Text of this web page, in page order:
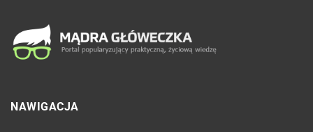
NAWIGACJA